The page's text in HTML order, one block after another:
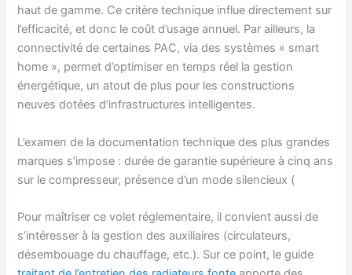
haut de gamme. Ce critère technique influe directement sur
l’efficacité, et donc le coût d’usage annuel. Par ailleurs, la
connectivité de certaines PAC, via des systèmes « smart
home », permet d’optimiser en temps réel la gestion
énergétique, un atout de plus pour les constructions
neuves dotées d’infrastructures intelligentes.
L’examen de la documentation technique des plus grandes
marques s’impose : durée de garantie supérieure à cinq ans
sur le compresseur, présence d’un mode silencieux (
Pour maîtriser ce volet réglementaire, il convient aussi de
s’intéresser à la gestion des auxiliaires (circulateurs,
désembouage du chauffage, etc.). Sur ce point, le guide